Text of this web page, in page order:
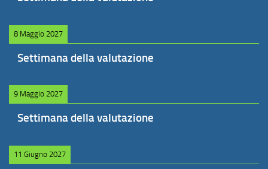
8 Maggio 2027
Settimana della valutazione
9 Maggio 2027
Settimana della valutazione
11 Giugno 2027